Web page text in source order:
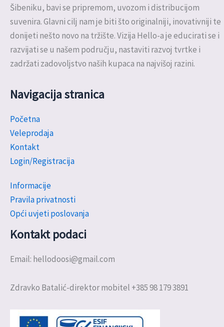
Šibeniku, bavi se pripremom, uvozom i distribucijom
suvenira. Glavni cilj nam je biti što originalniji, inovativniji te
donijeti nešto novo na tržište. Vizija Hello-a je educirati se i
razvijati se u našem području, nastaviti razvoj tvrtke i
zadržati zadovoljstvo naših kupaca na najvišoj razini.
Navigacija stranica
Početna
Veleprodaja
Kontakt
Login/Registracija
Informacije
Pravila privatnosti
Opći uvjeti poslovanja
Kontakt podaci
Email: hellodoosi@gmail.com
Zdravko Batalić-direktor mobitel +385 98 179 3891